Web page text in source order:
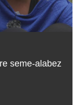
seme-alabez